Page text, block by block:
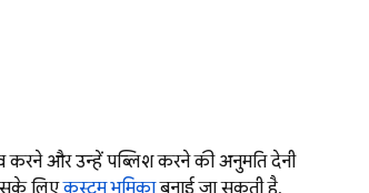
करने और उन्हें पब्लिश करने की अनुमति देनी
लिएकस्टम भूमिकाबनाई जा सकती है.